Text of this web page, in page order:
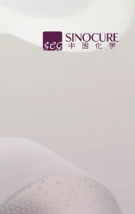
سينوكيور